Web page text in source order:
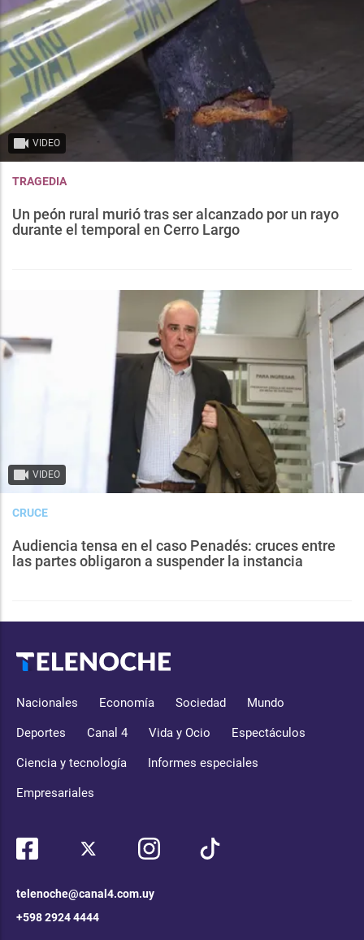
VIDEO
TRAGEDIA
Un peón rural murió tras ser alcanzado por un rayo
durante el temporal en Cerro Largo
VIDEO
CRUCE
Audiencia tensa en el caso Penadés: cruces entre
las partes obligaron a suspender la instancia
Nacionales Economía Sociedad Mundo
Deportes Canal 4 Vida y Ocio Espectáculos
Ciencia y tecnología Informes especiales
Empresariales
telenoche@canal4.com.uy
+598 2924 4444